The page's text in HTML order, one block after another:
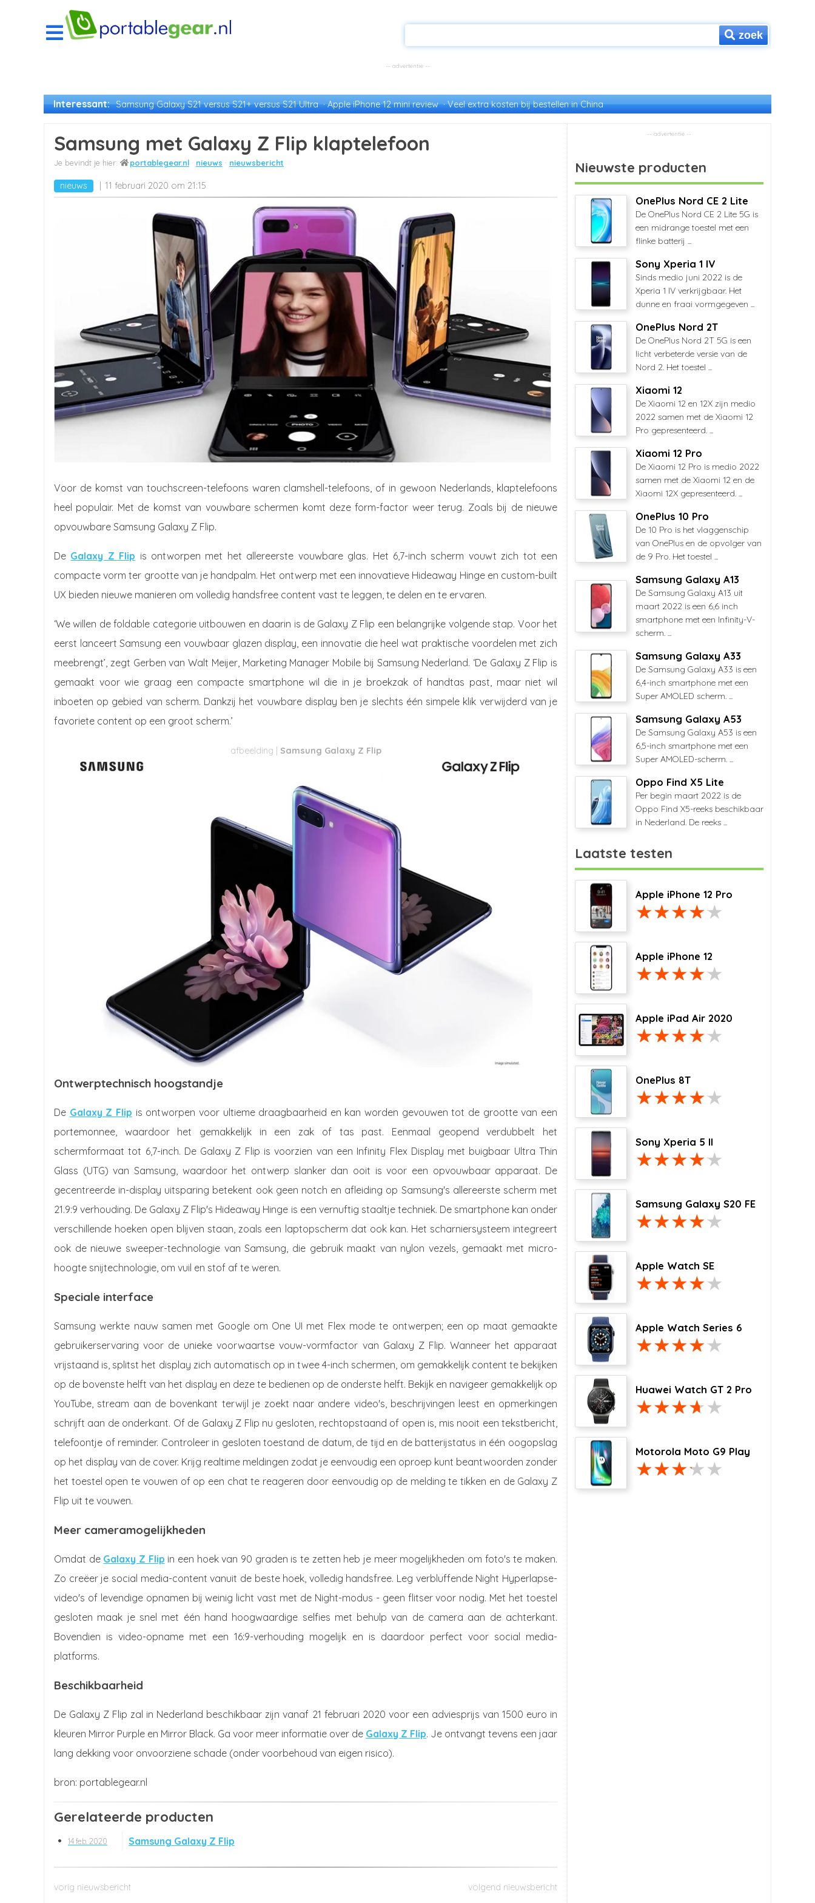
zoek
Interessant: Samsung Galaxy S21 versus S21+ versus S21 Ultra Apple iPhone 12 mini review Veel extra kosten bij bestellen in China
Samsung met Galaxy Z Flip klaptelefoon
portablegear.nl nieuws nieuwsbericht
nieuws 11 februari 2020 om 21:15
Voor de komst van touchscreen-telefoons waren clamshell-telefoons, of in gewoon Nederlands, klaptelefoons
heel populair. Met de komst van vouwbare schermen komt deze form-factor weer terug. Zoals bij de nieuwe
opvouwbare Samsung Galaxy Z Flip.
De Galaxy Z Flip is ontworpen met het allereerste vouwbare glas. Het 6,7-inch scherm vouwt zich tot een
compacte vorm ter grootte van je handpalm. Het ontwerp met een innovatieve Hideaway Hinge en custom-built
UX bieden nieuwe manieren om volledig handsfree content vast te leggen, te delen en te ervaren.
‘We willen de foldable categorie uitbouwen en daarin is de Galaxy Z Flip een belangrijke volgende stap. Voor het
eerst lanceert Samsung een vouwbaar glazen display, een innovatie die heel wat praktische voordelen met zich
meebrengt’, zegt Gerben van Walt Meijer, Marketing Manager Mobile bij Samsung Nederland. ‘De Galaxy Z Flip is
gemaakt voor wie graag een compacte smartphone wil die in je broekzak of handtas past, maar niet wil
inboeten op gebied van scherm. Dankzij het vouwbare display ben je slechts één simpele klik verwijderd van je
favoriete content op een groot scherm.’
Samsung Galaxy Z Flip
Ontwerptechnisch hoogstandje
De Galaxy Z Flip is ontworpen voor ultieme draagbaarheid en kan worden gevouwen tot de grootte van een
portemonnee, waardoor het gemakkelijk in een zak of tas past. Eenmaal geopend verdubbelt het
schermformaat tot 6,7-inch. De Galaxy Z Flip is voorzien van een Infinity Flex Display met buigbaar Ultra Thin
Glass (UTG) van Samsung, waardoor het ontwerp slanker dan ooit is voor een opvouwbaar apparaat. De
gecentreerde in-display uitsparing betekent ook geen notch en afleiding op Samsung's allereerste scherm met
21.9:9 verhouding. De Galaxy Z Flip's Hideaway Hinge is een vernuftig staaltje techniek. De smartphone kan onder
verschillende hoeken open blijven staan, zoals een laptopscherm dat ook kan. Het scharniersysteem integreert
ook de nieuwe sweeper-technologie van Samsung, die gebruik maakt van nylon vezels, gemaakt met micro-
hoogte snijtechnologie, om vuil en stof af te weren.
Speciale interface
Samsung werkte nauw samen met Google om One UI met Flex mode te ontwerpen; een op maat gemaakte
gebruikerservaring voor de unieke voorwaartse vouw-vormfactor van Galaxy Z Flip. Wanneer het apparaat
vrijstaand is, splitst het display zich automatisch op in twee 4-inch schermen, om gemakkelijk content te bekijken
op de bovenste helft van het display en deze te bedienen op de onderste helft. Bekijk en navigeer gemakkelijk op
YouTube, stream aan de bovenkant terwijl je zoekt naar andere video's, beschrijvingen leest en opmerkingen
schrijft aan de onderkant. Of de Galaxy Z Flip nu gesloten, rechtopstaand of open is, mis nooit een tekstbericht,
telefoontje of reminder. Controleer in gesloten toestand de datum, de tijd en de batterijstatus in één oogopslag
op het display van de cover. Krijg realtime meldingen zodat je eenvoudig een oproep kunt beantwoorden zonder
het toestel open te vouwen of op een chat te reageren door eenvoudig op de melding te tikken en de Galaxy Z
Flip uit te vouwen.
Meer cameramogelijkheden
Omdat de Galaxy Z Flip in een hoek van 90 graden is te zetten heb je meer mogelijkheden om foto's te maken.
Zo creëer je social media-content vanuit de beste hoek, volledig handsfree. Leg verbluffende Night Hyperlapse-
video's of levendige opnamen bij weinig licht vast met de Night-modus - geen flitser voor nodig. Met het toestel
gesloten maak je snel met één hand hoogwaardige selfies met behulp van de camera aan de achterkant.
Bovendien is video-opname met een 16:9-verhouding mogelijk en is daardoor perfect voor social media-
platforms.
Beschikbaarheid
De Galaxy Z Flip zal in Nederland beschikbaar zijn vanaf 21 februari 2020 voor een adviesprijs van 1500 euro in
kleuren Mirror Purple en Mirror Black. Ga voor meer informatie over de Galaxy Z Flip. Je ontvangt tevens een jaar
lang dekking voor onvoorziene schade (onder voorbehoud van eigen risico).
portablegear.nl
Gerelateerde producten
14 feb. 2020 Samsung Galaxy Z Flip
Nieuwste producten
OnePlus Nord CE 2 Lite
De OnePlus Nord CE 2 Lite 5G is
een midrange toestel met een
flinke batterij ...
Sony Xperia 1 IV
Sinds medio juni 2022 is de
Xperia 1 IV verkrijgbaar. Het
dunne en fraai vormgegeven ...
OnePlus Nord 2T
De OnePlus Nord 2T 5G is een
licht verbeterde versie van de
Nord 2. Het toestel ...
Xiaomi 12
De Xiaomi 12 en 12X zijn medio
2022 samen met de Xiaomi 12
Pro gepresenteerd. ...
Xiaomi 12 Pro
De Xiaomi 12 Pro is medio 2022
samen met de Xiaomi 12 en de
Xiaomi 12X gepresenteerd. ...
OnePlus 10 Pro
De 10 Pro is het vlaggenschip
van OnePlus en de opvolger van
de 9 Pro. Het toestel ...
Samsung Galaxy A13
De Samsung Galaxy A13 uit
maart 2022 is een 6,6 inch
smartphone met een Infinity-V-
scherm. ...
Samsung Galaxy A33
De Samsung Galaxy A33 is een
6,4-inch smartphone met een
Super AMOLED scherm. ...
Samsung Galaxy A53
De Samsung Galaxy A53 is een
6,5-inch smartphone met een
Super AMOLED-scherm. ...
Oppo Find X5 Lite
Per begin maart 2022 is de
Oppo Find X5-reeks beschikbaar
in Nederland. De reeks ...
Laatste testen
Apple iPhone 12 Pro
Apple iPhone 12
Apple iPad Air 2020
OnePlus 8T
Sony Xperia 5 II
Samsung Galaxy S20 FE
Apple Watch SE
Apple Watch Series 6
Huawei Watch GT 2 Pro
Motorola Moto G9 Play